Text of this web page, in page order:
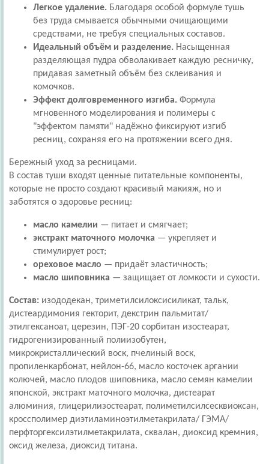
Легкое удаление. Благодаря особой формуле тушь
без труда смывается обычными очищающими
средствами, не требуя специальных составов.
Идеальный объём и разделение. Насыщенная
разделяющая пудра обволакивает каждую ресничку,
придавая заметный объём без склеивания и
комочков.
Эффект долговременного изгиба. Формула
мгновенного моделирования и полимеры с
"эффектом памяти" надёжно фиксируют изгиб
ресниц, сохраняя его на протяжении всего дня.
Бережный уход за ресницами.
В состав туши входят ценные питательные компоненты,
которые не просто создают красивый макияж, но и
заботятся о здоровье ресниц:
масло камелии — питает и смягчает;
экстракт маточного молочка — укрепляет и
стимулирует рост;
ореховое масло — придаёт эластичность;
масло шиповника — защищает от ломкости и сухости.
Состав: изододекан, триметилсилоксисиликат, тальк,
дистеардимония гекторит, декстрин пальмитат/
этилгексаноат, церезин, ПЭГ-20 сорбитан изостеарат,
гидрогенизированный полиизобутен,
микрокристаллический воск, пчелиный воск,
пропиленкарбонат, нейлон-66, масло косточек аргании
колючей, масло плодов шиповника, масло семян камелии
японской, экстракт маточного молочка, дистеарат
алюминия, глицерилизостеарат, полиметилсилсесквиоксан,
кроссполимер диэтиламиноэтилметакрилата/ ГЭМА/
перфторгексилэтилметакрилата, сквалан, диоксид кремния,
оксид железа, диоксид титана.